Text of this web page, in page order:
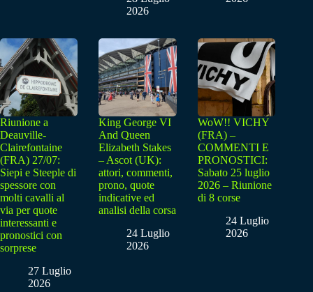
2026
Riunione a
Deauville-
Clairefontaine
(FRA) 27/07:
Siepi e Steeple di
spessore con
molti cavalli al
via per quote
interessanti e
pronostici con
sorprese
27 Luglio
2026
King George VI
And Queen
Elizabeth Stakes
– Ascot (UK):
attori, commenti,
prono, quote
indicative ed
analisi della corsa
24 Luglio
2026
WoW!! VICHY
(FRA) –
COMMENTI E
PRONOSTICI:
Sabato 25 luglio
2026 – Riunione
di 8 corse
24 Luglio
2026